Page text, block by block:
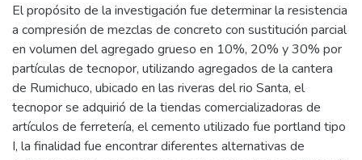
El propósito de la investigación fue determinar la resistencia
a compresión de mezclas de concreto con sustitución parcial
en volumen del agregado grueso en 10%, 20% y 30% por
partículas de tecnopor, utilizando agregados de la cantera
de Rumichuco, ubicado en las riveras del rio Santa, el
tecnopor se adquirió de la tiendas comercializadoras de
artículos de ferretería, el cemento utilizado fue portland tipo
I, la finalidad fue encontrar diferentes alternativas de